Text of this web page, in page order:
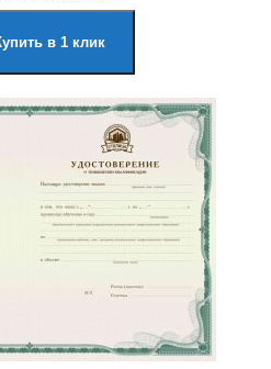
в 1 клик